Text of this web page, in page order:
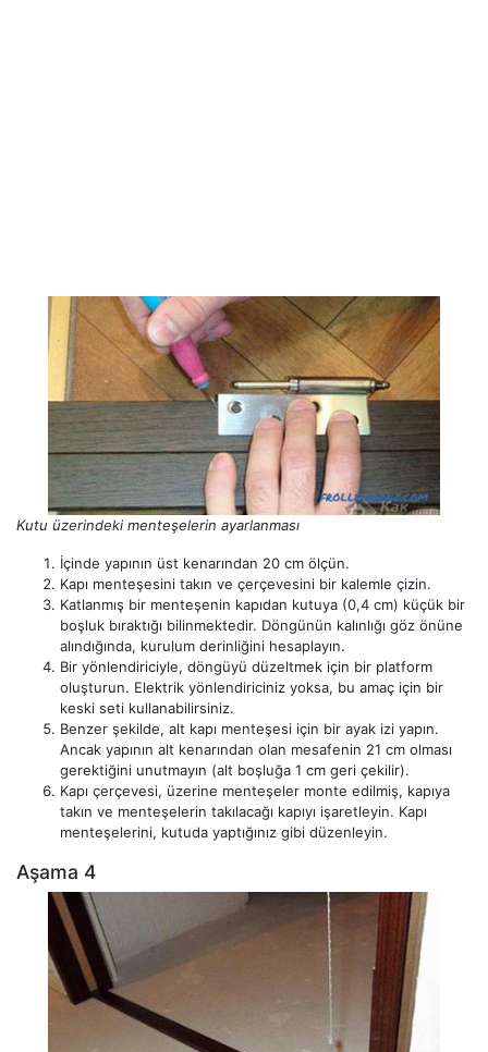
Kutu üzerindeki menteşelerin ayarlanması
İçinde yapının üst kenarından 20 cm ölçün.
Kapı menteşesini takın ve çerçevesini bir kalemle çizin.
Katlanmış bir menteşenin kapıdan kutuya (0,4 cm) küçük bir
boşluk bıraktığı bilinmektedir. Döngünün kalınlığı göz önüne
alındığında, kurulum derinliğini hesaplayın.
Bir yönlendiriciyle, döngüyü düzeltmek için bir platform
oluşturun. Elektrik yönlendiriciniz yoksa, bu amaç için bir
keski seti kullanabilirsiniz.
Benzer şekilde, alt kapı menteşesi için bir ayak izi yapın.
Ancak yapının alt kenarından olan mesafenin 21 cm olması
gerektiğini unutmayın (alt boşluğa 1 cm geri çekilir).
Kapı çerçevesi, üzerine menteşeler monte edilmiş, kapıya
takın ve menteşelerin takılacağı kapıyı işaretleyin. Kapı
menteşelerini, kutuda yaptığınız gibi düzenleyin.
Aşama 4